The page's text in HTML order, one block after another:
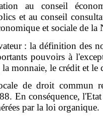
au conseil
et au conseil
et sociale de la
: la définition des
pouvoirs à
monnaie, le crédit et le
de droit commun
En conséquence,
par la loi organique.